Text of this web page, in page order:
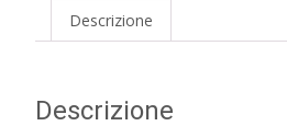
Descrizione
Descrizione